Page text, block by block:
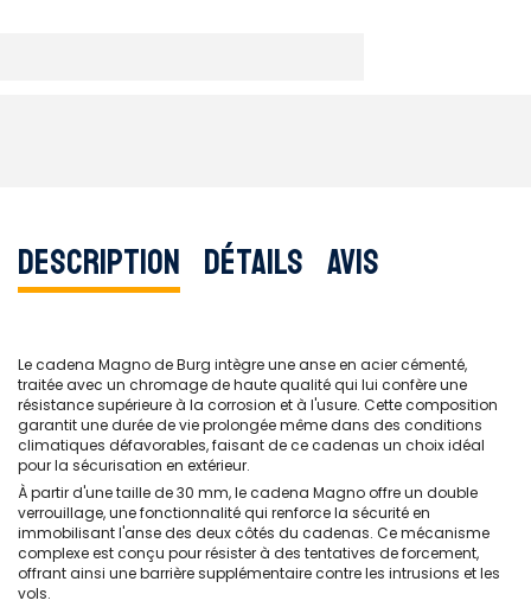
Description Détails Avis
Le cadena Magno de Burg intègre une anse en acier cémenté,
traitée avec un chromage de haute qualité qui lui confère une
résistance supérieure à la corrosion et à l'usure. Cette composition
garantit une durée de vie prolongée même dans des conditions
climatiques défavorables, faisant de ce cadenas un choix idéal
pour la sécurisation en extérieur.
À partir d'une taille de 30 mm, le cadena Magno offre un double
verrouillage, une fonctionnalité qui renforce la sécurité en
immobilisant l'anse des deux côtés du cadenas. Ce mécanisme
complexe est conçu pour résister à des tentatives de forcement,
offrant ainsi une barrière supplémentaire contre les intrusions et les
vols.